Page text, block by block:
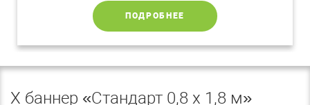
ПОДРОБНЕЕ
Х баннер «Стандарт 0,8 х 1,8 м»